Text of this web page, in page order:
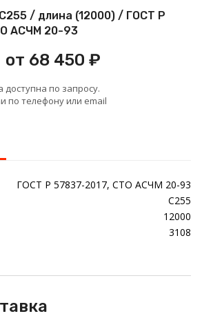
/ длина (12000) / ГОСТ Р
АСЧМ 20-93
от 68 450 ₽
доступна по запросу.
по телефону или email
ГОСТ Р 57837-2017, СТО АСЧМ 20-93
С255
12000
3108